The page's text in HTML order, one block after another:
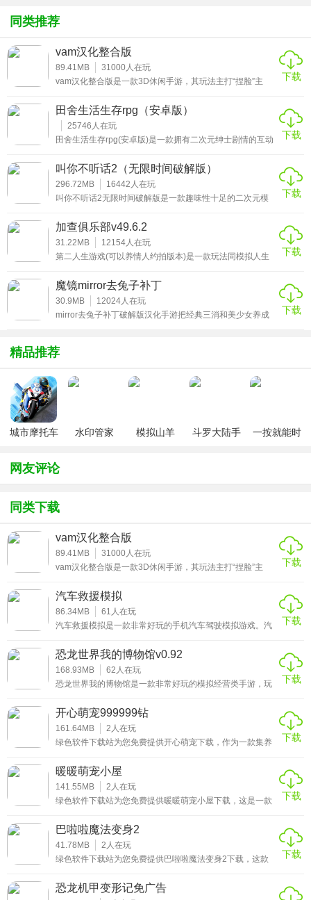
Vam游戏是一款玩法十分自由，且没有限制的捏脸游戏。在
可玩性很高!另外这个版本支持中文体验，所有内容都经过汉
化处理，受众度很高。
同类推荐
vam汉化整合版
89.41MB 31000人在玩
vam汉化整合版是一款3D休闲手游，其玩法主打“捏脸”主
不同的玩家塑造出来的角色作品各有不同，体验感十足。如
果你是一个想法丰富的朋友，不妨在手机移动端进行体验有!
下载
田舍生活生存rpg（安卓版）
25746 人在玩
田舍生活生存rpg(安卓版)是一款拥有二次元绅士剧情的互动
柔美的CV倾情配音，如果你对这款日系动态cg感兴趣的话，
那就请来田舍生活生存rpg安卓版下载，精彩玩法让你乐享不
停!
下载
叫你不听话2（无限时间破解版）
296.72MB 16442 人在玩
叫你不听话2无限时间破解版是一款趣味性十足的二次元模
来提升NPC对你的好感度，从而解锁更多有趣的隐藏剧情，
丰富的玩法还能给你带来各种精彩的体验哟!
下载
加查俱乐部v49.6.2
31.22MB 12154人在玩
第二人生游戏(可以养情人约拍版本)是一款玩法同模拟人生
素，就如名字一样，让玩家获得第二次的人生。如果有机会
重新来过，你将如何去过好每一时刻呢?对这种玩法感兴趣
的朋友欢迎来第二人生可以养情人的最新官方版本体验!
下载
魔镜mirror去兔子补丁
30.9MB 12024人在玩
mirror去兔子补丁破解版汉化手游把经典三消和美少女养成
验的小伙伴欢迎来这里下载!
下载
精品推荐
城市摩托车
水印管家
模拟山羊
斗罗大陆手
一按就能时
网友评论
同类下载
vam汉化整合版
89.41MB 31000人在玩
vam汉化整合版是一款3D休闲手游，其玩法主打“捏脸”主
不同的玩家塑造出来的角色作品各有不同，体验感十足。如
果你是一个想法丰富的朋友，不妨在手机移动端进行体验有!
下载
汽车救援模拟
86.34MB 61 人在玩
汽车救援模拟是一款非常好玩的手机汽车驾驶模拟游戏。汽
动，喜欢此类型游戏的玩家快来下载吧! 基本介绍汽车救援模
拟是一款比较真实的3D驾驶手游。在游戏中玩家扮演一名救
护车司机，你有着很高的驾驶技术，你可以自由的选择不同
的场景，完成各种救援任务，获取奖励，购买更多的驾驶工
下载
恐龙世界我的博物馆v0.92
168.93MB 62 人在玩
恐龙世界我的博物馆是一款非常好玩的模拟经营类手游，玩
当中拥有非常丰富的游戏玩法，可以在这里尽情的展现自己
的经营能力，玩法十分的有趣，是一款非常适合闲暇时间玩
的游戏，感兴趣的小伙伴赶快来下载体验吧。
下载
开心萌宠999999钻
161.64MB 2 人在玩
绿色软件下载站为您免费提供开心萌宠下载，作为一款集养
氛围和丰富多元的玩法，俘获了众多玩家的心。游戏采用精
美的3D画风，每一处细节都透着可爱，从萌宠软乎乎的毛发
到家园里灵动的装饰，都能让玩家瞬间沉浸在充满童趣的世
界中。
下载
暖暖萌宠小屋
141.55MB 2 人在玩
绿色软件下载站为您免费提供暖暖萌宠小屋下载，这是一款
忙碌生活中找到一片温暖的小天地。游戏里，你可以邂逅数
十种软萌可爱的宠物，从圆滚滚的仓鼠到灵动俏皮的猫咪，
每一只都有独特的性格和习性。
下载
巴啦啦魔法变身2
41.78MB 2 人在玩
绿色软件下载站为您免费提供巴啦啦魔法变身2下载，这款
爱清新的画风、丰富的换装玩法以及充满童趣的剧情，吸引
了众多女性玩家和动漫粉丝。作为被魔仙女王选中的实习小
下载
恐龙机甲变形记免广告